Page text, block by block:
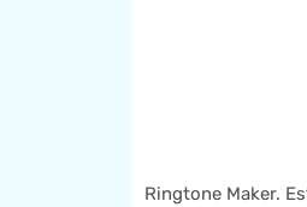
Ringtone Maker.